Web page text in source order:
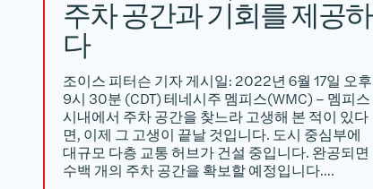
주차 공간과 기회를 제공하
다
조이스 피터슨 기자 게시일: 2022년 6월 17일 오후
9시 30분 (CDT) 테네시주 멤피스(WMC) – 멤피스
시내에서 주차 공간을 찾느라 고생해 본 적이 있다
면, 이제 그 고생이 끝날 것입니다. 도시 중심부에
대규모 다층 교통 허브가 건설 중입니다. 완공되면
수백 개의 주차 공간을 확보할 예정입니다….